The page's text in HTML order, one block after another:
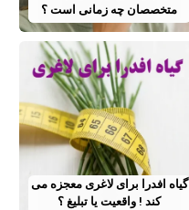
متخصصان چه زمانی است ؟
گیاه افدرا برای لاغری معجزه می
کند ! واقعیت یا تبلیغ ؟